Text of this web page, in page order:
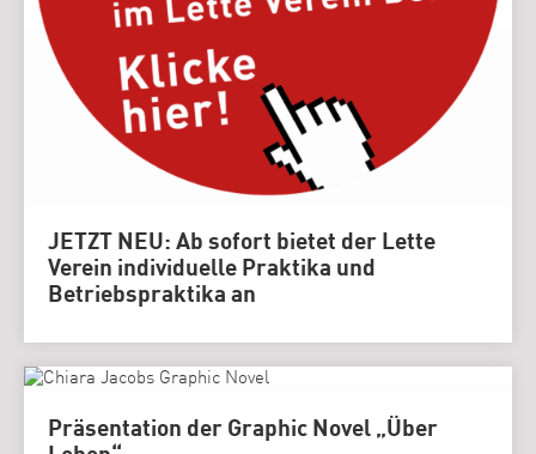
JETZT NEU: Ab sofort bietet der Lette
Verein individuelle Praktika und
Betriebspraktika an
Präsentation der Graphic Novel „Über